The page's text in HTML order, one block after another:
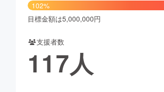
漫画
ィー・ヘルスケア
102%
目標金額は5,000,000円
支援者数
117人